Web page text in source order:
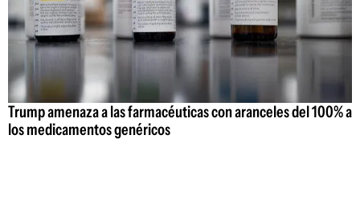
Trump amenaza a las farmacéuticas con aranceles del 100% a
los medicamentos genéricos